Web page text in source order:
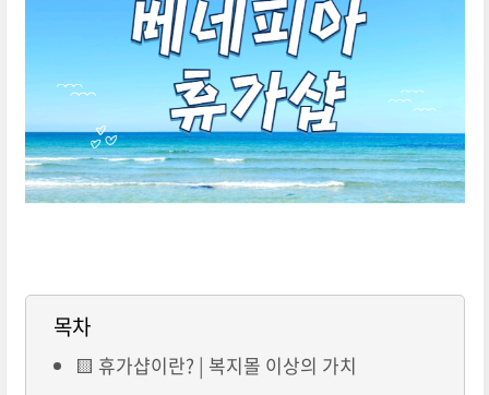
목차
🟨 휴가샵이란? | 복지몰 이상의 가치